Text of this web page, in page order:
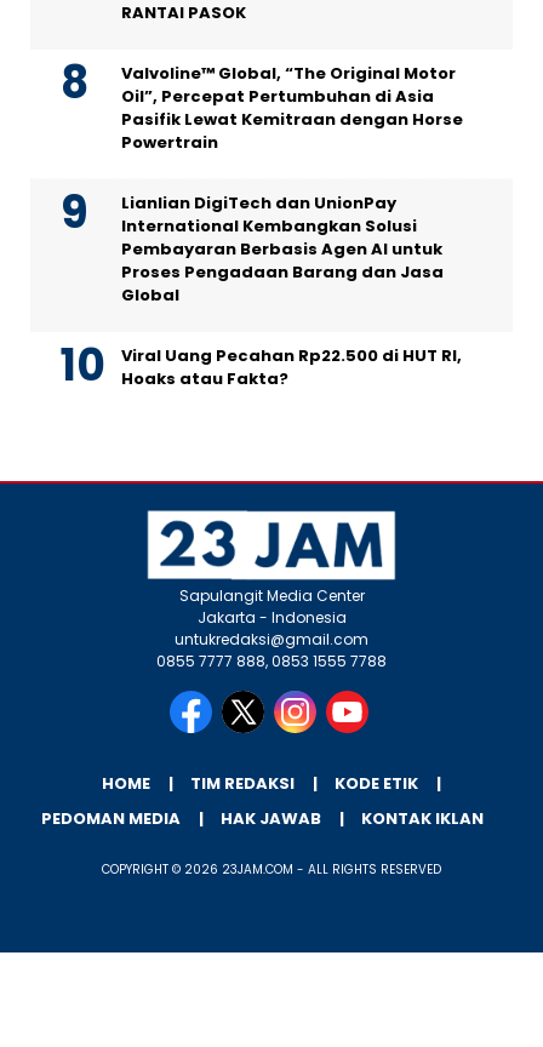
RANTAI PASOK
Valvoline™ Global, “The Original Motor
Oil”, Percepat Pertumbuhan di Asia
Pasifik Lewat Kemitraan dengan Horse
Powertrain
Lianlian DigiTech dan UnionPay
International Kembangkan Solusi
Pembayaran Berbasis Agen AI untuk
Proses Pengadaan Barang dan Jasa
Global
Viral Uang Pecahan Rp22.500 di HUT RI,
Hoaks atau Fakta?
Sapulangit Media Center
Jakarta - Indonesia
untukredaksi@gmail.com
0855 7777 888, 0853 1555 7788
HOME TIM REDAKSI
KODE ETIK
PEDOMAN MEDIA
HAK JAWAB KONTAK IKLAN
COPYRIGHT © 2026 23JAM.COM - ALL RIGHTS RESERVED